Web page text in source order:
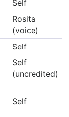
Self
Rosita
(voice)
Self
Self
(uncredited)
Self